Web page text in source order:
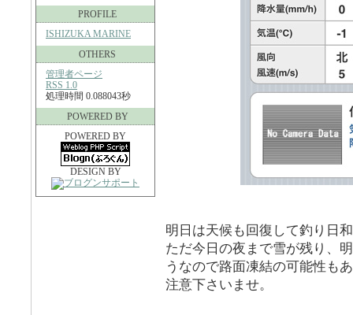
PROFILE
ISHIZUKA MARINE
OTHERS
管理者ページ
RSS 1.0
処理時間 0.088043秒
POWERED BY
POWERED BY
DESIGN BY
明日は天候も回復して釣り日
ただ今日の夜まで雪が残り、
うなので路面凍結の可能性も
注意下さいませ。